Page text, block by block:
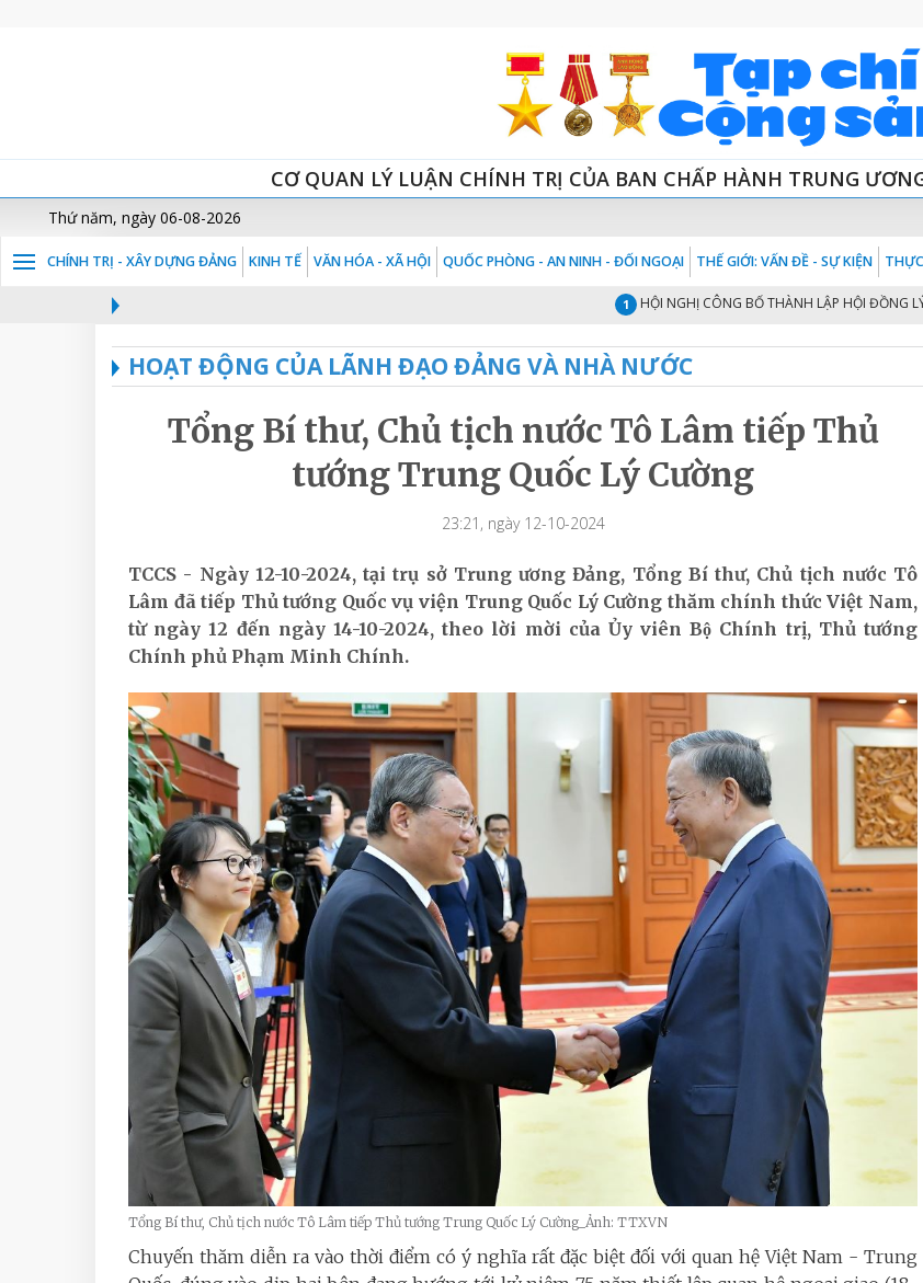
CƠ QUAN LÝ LUẬN CHÍNH TRỊ CỦA BAN CHẤP HÀNH TRUNG
Thứ năm, ngày 06-08-2026
CHÍNH TRỊ - XÂY DỰNG ĐẢNG KINH TẾ VĂN HÓA - XÃ HỘI QUỐC PHÒNG - AN NINH - ĐỐI NGOẠI THẾ GIỚI: VẤN ĐỀ - SỰ KIỆN
HỘI NGHỊ CÔNG BỐ THÀNH LẬP HỘI ĐỒNG LÝ
HOẠT ĐỘNG CỦA LÃNH ĐẠO ĐẢNG VÀ NHÀ NƯỚC
Tổng Bí thư, Chủ tịch nước Tô Lâm tiếp Thủ
tướng Trung Quốc Lý Cường
23:21, ngày 12-10-2024
TCCS - Ngày 12-10-2024, tại trụ sở Trung ương Đảng, Tổng Bí thư, Chủ tịch nước Tô
Lâm đã tiếp Thủ tướng Quốc vụ viện Trung Quốc Lý Cường thăm chính thức Việt Nam,
từ ngày 12 đến ngày 14-10-2024, theo lời mời của Ủy viên Bộ Chính trị, Thủ tướng
Chính phủ Phạm Minh Chính.
Tổng Bí thư, Chủ tịch nước Tô Lâm tiếp Thủ tướng Trung Quốc Lý Cường_Ảnh: TTXVN
Chuyến thăm diễn ra vào thời điểm có ý nghĩa rất đặc biệt đối với quan hệ Việt Nam - Trung